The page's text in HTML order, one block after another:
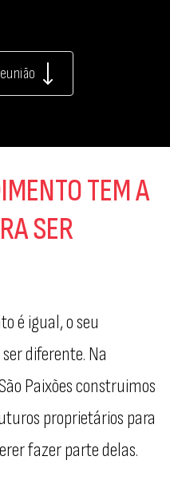
TEM A
SER
é igual, o seu
diferente. Na
Paixões construimos
proprietários para
fazer parte delas.